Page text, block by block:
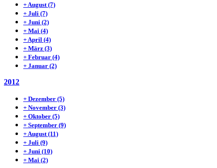
+ August (7)
+ Juli (7)
+ Juni (2)
+ Mai (4)
+ April (4)
+ März (3)
+ Februar (4)
+ Januar (2)
2012
+ Dezember (5)
+ November (3)
+ Oktober (5)
+ September (9)
+ August (11)
+ Juli (9)
+ Juni (10)
+ Mai (2)